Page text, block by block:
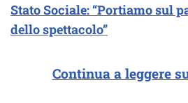
Stato Sociale: “Portiamo sul
dello spettacolo”
Continua a leggere